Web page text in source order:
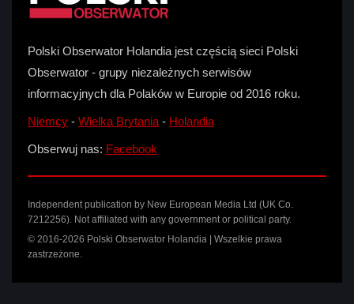
Polski Obserwator Holandia jest częścią sieci Polski
Obserwator - grupy niezależnych serwisów
informacyjnych dla Polaków w Europie od 2016 roku.
Niemcy - Wielka Brytania- Holandia
Obserwuj nas: Facebook
Independent publication by New European Media Ltd (UK Co.
7212256). Not affiliated with any government or political party.
© 2016-2026 Polski Obserwator Holandia | Wszelkie prawa
zastrzeżone.